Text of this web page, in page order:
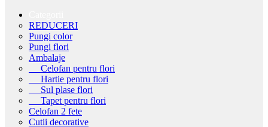
REDUCERI
Pungi color
Pungi flori
Ambalaje
Celofan pentru flori
Hartie pentru flori
Sul plase flori
Tapet pentru flori
Celofan 2 fete
Cutii decorative